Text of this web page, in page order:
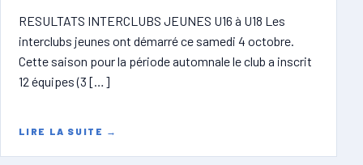
RESULTATS INTERCLUBS JEUNES U16 à U18 Les
interclubs jeunes ont démarré ce samedi 4 octobre.
Cette saison pour la période automnale le club a inscrit
12 équipes (3 […]
LIRE LA SUITE →